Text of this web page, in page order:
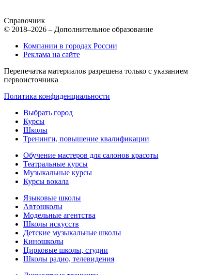
Справочник
© 2018–2026 – Дополнительное образование
Компании в городах России
Реклама на сайте
Перепечатка материалов разрешена только с указанием
первоисточника
Политика конфиденциальности
Выбрать город
Курсы
Школы
Тренинги, повышение квалификации
Обучение мастеров для салонов красоты
Театральные курсы
Музыкальные курсы
Курсы вокала
Языковые школы
Автошколы
Модельные агентства
Школы искусств
Детские музыкальные школы
Киношколы
Цирковые школы, студии
Школы радио, телевидения